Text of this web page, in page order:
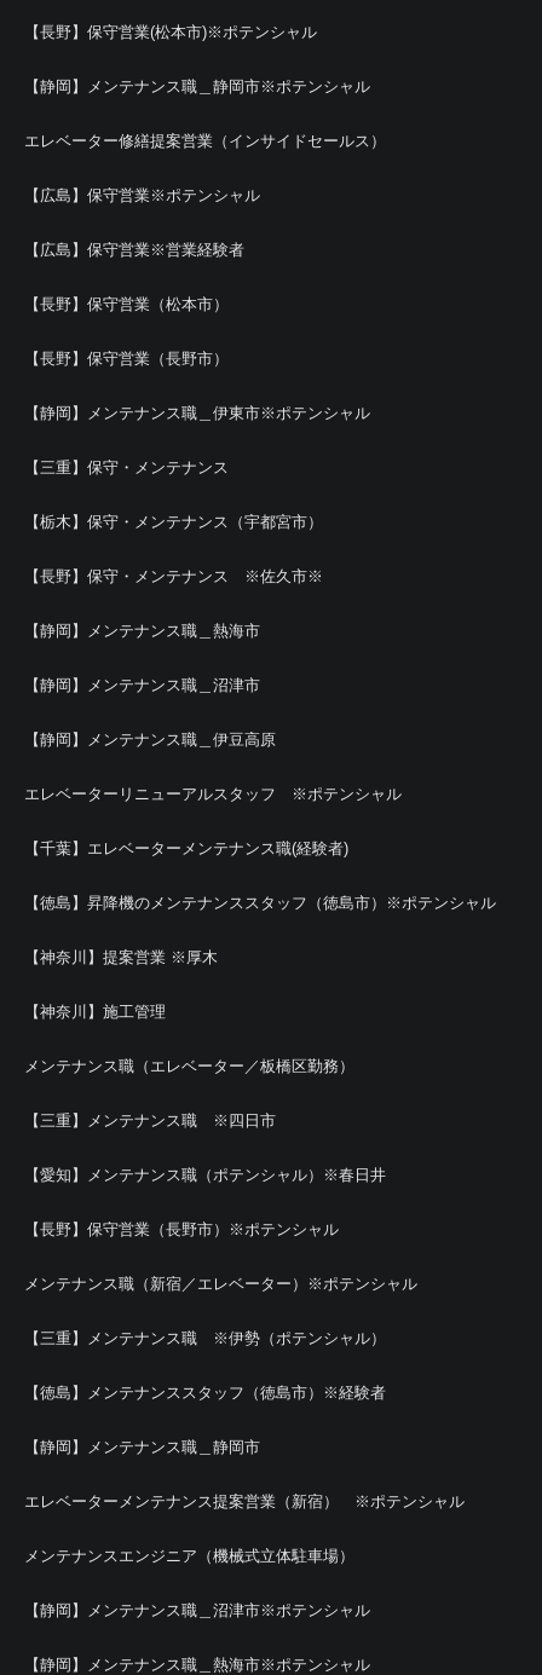
【長野】保守営業(松本市)※ポテンシャル
【静岡】メンテナンス職＿静岡市※ポテンシャル
エレベーター修繕提案営業（インサイドセールス）
【広島】保守営業※ポテンシャル
【広島】保守営業※営業経験者
【長野】保守営業（松本市）
【長野】保守営業（長野市）
【静岡】メンテナンス職＿伊東市※ポテンシャル
【三重】保守・メンテナンス
【栃木】保守・メンテナンス（宇都宮市）
【長野】保守・メンテナンス ※佐久市※
【静岡】メンテナンス職＿熱海市
【静岡】メンテナンス職＿沼津市
【静岡】メンテナンス職＿伊豆高原
エレベーターリニューアルスタッフ ※ポテンシャル
【千葉】エレベーターメンテナンス職(経験者)
【徳島】昇降機のメンテナンススタッフ（徳島市）※ポテンシャル
【神奈川】提案営業 ※厚木
【神奈川】施工管理
メンテナンス職（エレベーター／板橋区勤務）
【三重】メンテナンス職 ※四日市
【愛知】メンテナンス職（ポテンシャル）※春日井
【長野】保守営業（長野市）※ポテンシャル
メンテナンス職（新宿／エレベーター）※ポテンシャル
【三重】メンテナンス職 ※伊勢（ポテンシャル）
【徳島】メンテナンススタッフ（徳島市）※経験者
【静岡】メンテナンス職＿静岡市
エレベーターメンテナンス提案営業（新宿） ※ポテンシャル
メンテナンスエンジニア（機械式立体駐車場）
【静岡】メンテナンス職＿沼津市※ポテンシャル
【静岡】メンテナンス職＿熱海市※ポテンシャル